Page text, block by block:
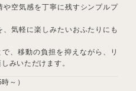
空気感を丁寧に残すシンプルプ
気軽に楽しみたいおふたりにも
、移動の負担を抑えながら、リ
みいただけます。
～）